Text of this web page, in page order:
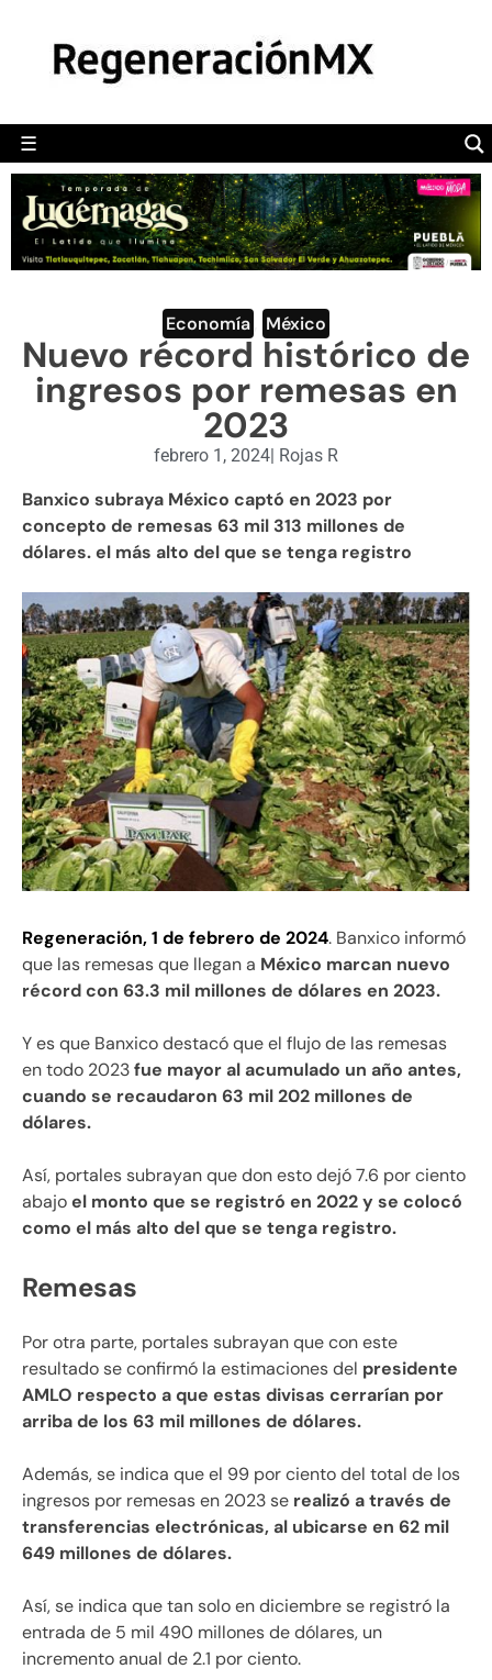
☰
POLÍTICA
CAMALEÓN
OPINIÓN
DEPORTES
ENGLISH SECTION
VIDEOS
Economía México
Nuevo récord histórico de
ingresos por remesas en
2023
febrero 1, 2024| Rojas R
Banxico subraya México captó en 2023 por
concepto de remesas 63 mil 313 millones de
dólares. el más alto del que se tenga registro
Regeneración, 1 de febrero de 2024. Banxico informó
que las remesas que llegan a México marcan nuevo
récord con 63.3 mil millones de dólares en 2023.
Y es que Banxico destacó que el flujo de las remesas
en todo 2023fue mayor al acumulado un año antes,
cuando se recaudaron 63 mil 202 millones de
dólares.
Así, portales subrayan que don esto dejó 7.6 por ciento
abajoel monto que se registró en 2022 y se colocó
como el más alto del que se tenga registro.
Remesas
Por otra parte, portales subrayan que con este
resultado se confirmó la estimaciones del presidente
AMLO respecto a que estas divisas cerrarían por
arriba de los 63 mil millones de dólares.
Además, se indica que el 99 por ciento del total de los
ingresos por remesas en 2023 se realizó a través de
transferencias electrónicas, al ubicarse en 62 mil
649 millones de dólares.
Así, se indica que tan solo en diciembre se registró la
entrada de 5 mil 490 millones de dólares, un
incremento anual de 2.1 por ciento.